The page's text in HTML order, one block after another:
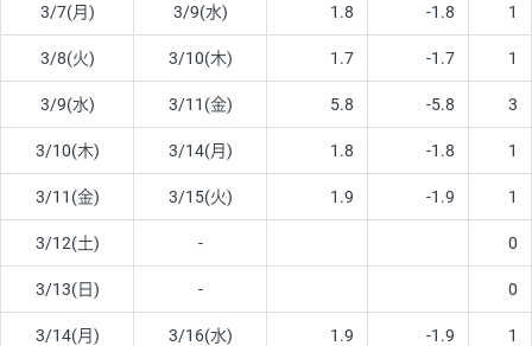
3/7(月) 3/9(水) 1.8 -1.8 1
3/8(火) 3/10(木) 1.7 -1.7 1
3/9(水) 3/11(金) 5.8 -5.8 3
3/10(木) 3/14(月) 1.8 -1.8 1
3/11(金) 3/15(火) 1.9 -1.9 1
3/12(土) - 0
3/13(日) - 0
3/14(月) 3/16(水) 1.9 -1.9 1